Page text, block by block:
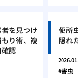
を見つけ
り術、複
認
便所
隠れ
害虫